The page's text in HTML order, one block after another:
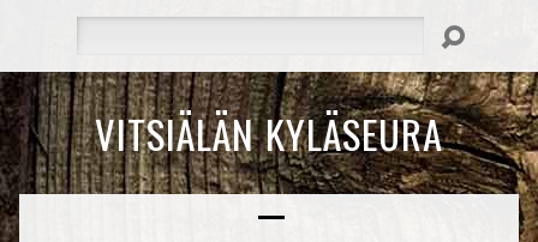
VITSIÄLÄN KYLÄSEURA